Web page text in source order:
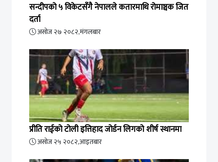
सन्दीपको ५ विकेटसँगै नेपालले कतारमाथि रोमाञ्चक जित
दर्ता
असोज २७ २०८२,मंगलबार
प्रीति राईको टोली इत्तिहाद जोर्डन लिगको शीर्ष स्थानमा
असोज २५ २०८२,आइतबार